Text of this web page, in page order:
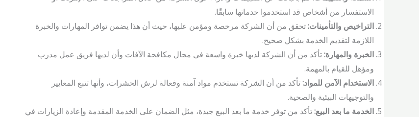
الاستفسار من أشخاص قد استخدموا خدماتها سابقًا.
التراخيص والتأمينات:تحقق من أن الشركة مرخصة ومؤمن عليها، حيث أن هذا يضمن توافر المهارات والخبرة
اللازمة لتقديم الخدمة بشكل صحيح.
الخبرة والمهارة:تأكد من أن الشركة لديها خبرة واسعة في مجال مكافحة الآفات وأن لديها فريق عمل مدرب
ومؤهل للقيام بالمهمة.
الاستخدام الآمن للمواد:تأكد من أن الشركة تستخدم مواد آمنة وفعالة لرش الحشرات، وأنها تتبع المعايير
والتوجيهات البيئية والصحية.
الخدمة ما بعد البيع:تأكد من توفر خدمة ما بعد البيع جيدة، مثل الضمان على الخدمة المقدمة وإعادة الزيارات في